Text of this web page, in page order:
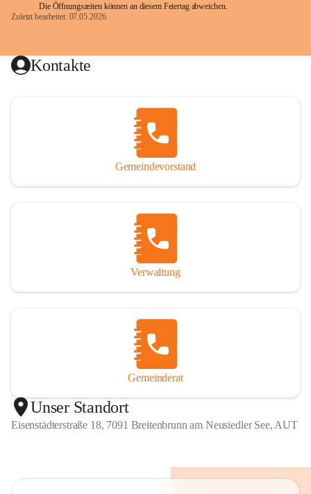
Die Öffnungszeiten können an diesem Feiertag abweichen.
Zuletzt bearbeitet: 07.05.2026
Kontakte
Gemeindevorstand
Verwaltung
Gemeinderat
Unser Standort
Eisenstädterstraße 18, 7091 Breitenbrunn am Neusiedler See, AUT